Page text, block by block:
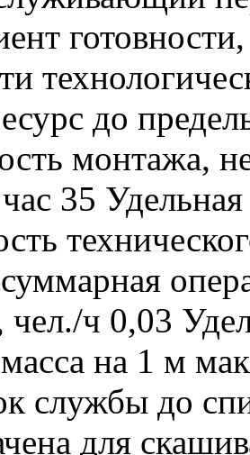
до
монтажа,
35
чел./ч 0,03
на 1 м
службы до
для